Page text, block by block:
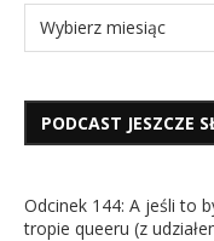
PODCAST JESZCZE
Odcinek 144: A jeśli to
tropie queeru (z